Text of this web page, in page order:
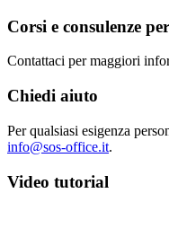
Corsi e consulenze
Contattaci per maggiori
Chiedi aiuto
Per qualsiasi esigenza
info@sos-office.it.
Video tutorial